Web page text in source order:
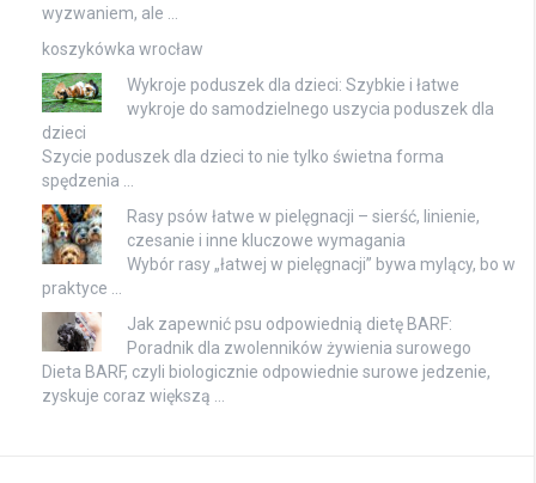
wyzwaniem, ale …
koszykówka wrocław
Wykroje poduszek dla dzieci: Szybkie i łatwe
wykroje do samodzielnego uszycia poduszek dla
dzieci
Szycie poduszek dla dzieci to nie tylko świetna forma
spędzenia …
Rasy psów łatwe w pielęgnacji – sierść, linienie,
czesanie i inne kluczowe wymagania
Wybór rasy „łatwej w pielęgnacji” bywa mylący, bo w
praktyce …
Jak zapewnić psu odpowiednią dietę BARF:
Poradnik dla zwolenników żywienia surowego
Dieta BARF, czyli biologicznie odpowiednie surowe jedzenie,
zyskuje coraz większą …